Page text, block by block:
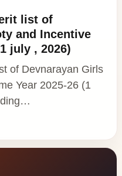
list of
and Incentive
july , 2026)
of Devnarayan Girls
Year 2025-26 (1